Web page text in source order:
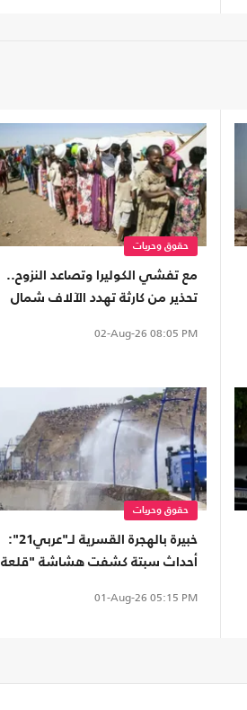
حقوق وحريات
مع تفشي الكوليرا وتصاعد النزوح..
تحذير من كارثة تهدد الآلاف شمال
02-Aug-26 08:05 PM
حقوق وحريات
خبيرة بالهجرة القسرية لـ"عربي21":
أحداث سبتة كشفت هشاشة "قلعة
01-Aug-26 05:15 PM